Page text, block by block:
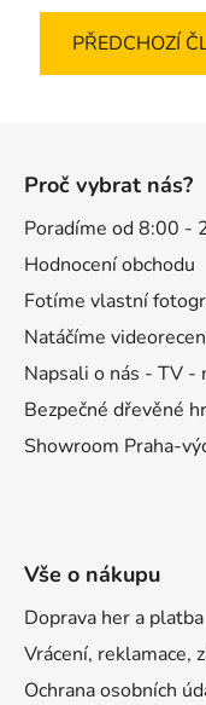
PŘEDCHOZÍ
Proč vybrat nás?
Poradíme od 8:00 -
Hodnocení obchodu
Fotíme vlastní
Natáčíme
Napsali o nás - TV -
Bezpečné dřevěné
Showroom Praha-
Vše o nákupu
Doprava her a platba
Vrácení, reklamace,
Ochrana osobních